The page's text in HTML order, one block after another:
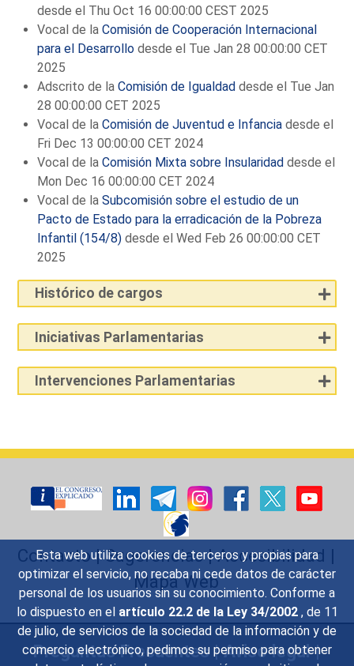
Esta web utiliza cookies de terceros y propias para
optimizar el servicio, no recaba ni cede datos de carácter
personal de los usuarios sin su conocimiento. Conforme a
lo dispuesto en el artículo 22.2 de la Ley 34/2002 , de 11
de julio, de servicios de la sociedad de la información y de
comercio electrónico, pedimos su permiso para obtener
desde el Thu Oct 16 00:00:00 CEST 2025
Vocal de laComisión de Cooperación Internacional
para el Desarrollo desde el Tue Jan 28 00:00:00 CET
2025
Adscrito de laComisión de Igualdad desde el Tue Jan
28 00:00:00 CET 2025
Vocal de laComisión de Juventud e Infancia desde el
Fri Dec 13 00:00:00 CET 2024
Vocal de laComisión Mixta sobre Insularidad desde el
Mon Dec 16 00:00:00 CET 2024
Vocal de laSubcomisión sobre el estudio de un
Pacto de Estado para la erradicación de la Pobreza
Infantil (154/8) desde el Wed Feb 26 00:00:00 CET
2025
Histórico de cargos
Iniciativas Parlamentarias
Intervenciones Parlamentarias
Contacto|Sugerencias|Accesibilidad |
Mapa Web
Preguntas Frecuentes|Aviso legal|